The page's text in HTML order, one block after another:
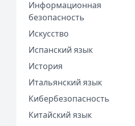
Информационная
безопасность
Искусство
Испанский язык
История
Итальянский язык
Кибербезопасность
Китайский язык